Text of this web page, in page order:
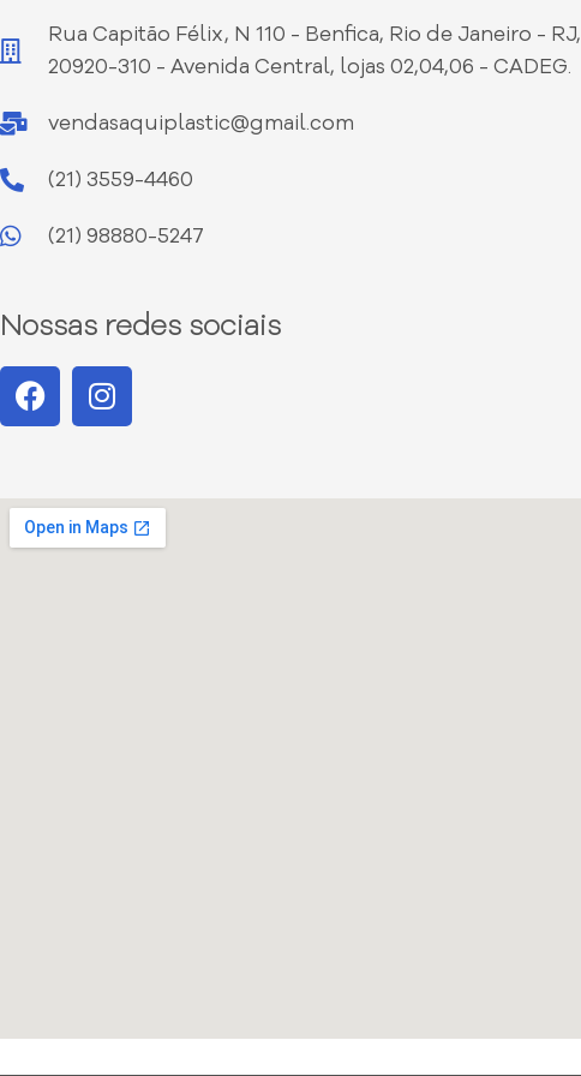
Rua Capitão Félix, N 110 - Benfica, Rio de Janeiro - RJ,
20920-310 - Avenida Central, lojas 02,04,06 - CADEG.
vendasaquiplastic@gmail.com
(21) 3559-4460
(21) 98880-5247
Nossas redes sociais